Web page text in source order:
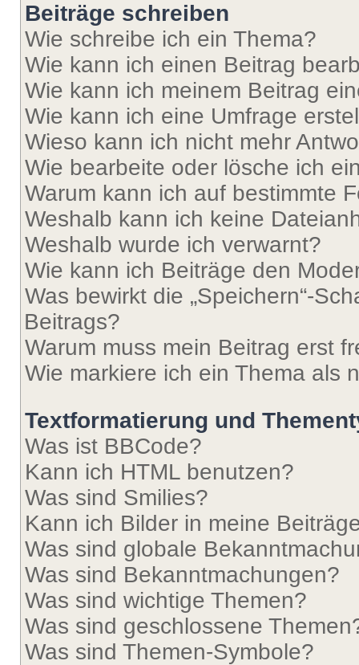
Beiträge schreiben
Wie schreibe ich ein Thema?
Wie kann ich einen Beitrag
Wie kann ich meinem Beitrag
Wie kann ich eine Umfrage
Wieso kann ich nicht mehr
Wie bearbeite oder lösche ich
Warum kann ich auf bestimmte
Weshalb kann ich keine
Weshalb wurde ich verwarnt?
Wie kann ich Beiträge den
Was bewirkt die „Speichern“-
Beitrags?
Warum muss mein Beitrag erst
Wie markiere ich ein Thema als
Textformatierung und
Was ist BBCode?
Kann ich HTML benutzen?
Was sind Smilies?
Kann ich Bilder in meine
Was sind globale
Was sind Bekanntmachungen?
Was sind wichtige Themen?
Was sind geschlossene
Was sind Themen-Symbole?